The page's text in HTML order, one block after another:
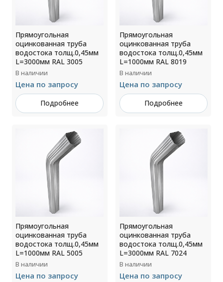
Прямоугольная
оцинкованная труба
водостока толщ.0,45мм
L=3000мм RAL 3005
В наличии
Цена по запросу
Подробнее
Прямоугольная
оцинкованная труба
водостока толщ.0,45мм
L=1000мм RAL 8019
В наличии
Цена по запросу
Подробнее
Прямоугольная
оцинкованная труба
водостока толщ.0,45мм
L=1000мм RAL 5005
В наличии
Цена по запросу
Прямоугольная
оцинкованная труба
водостока толщ.0,45мм
L=3000мм RAL 7024
В наличии
Цена по запросу